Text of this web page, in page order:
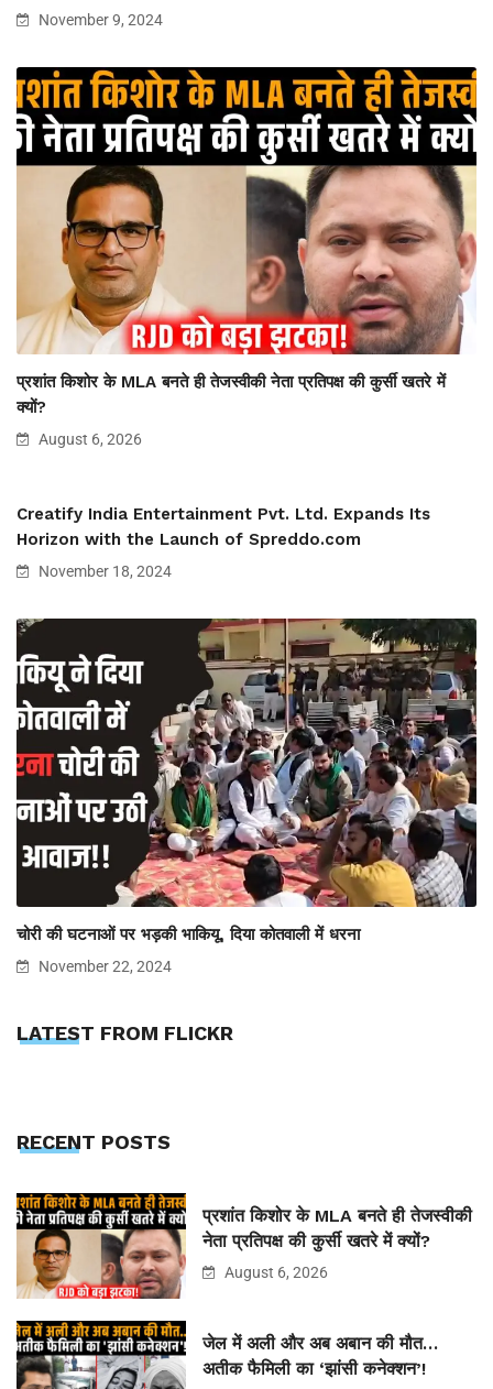
November 9, 2024
प्रशांत किशोर के MLA बनते ही तेजस्वीकी नेता प्रतिपक्ष की कुर्सी खतरे में
क्यों?
August 6, 2026
Creatify India Entertainment Pvt. Ltd. Expands Its
Horizon with the Launch of Spreddo.com
November 18, 2024
चोरी की घटनाओं पर भड़की भाकियू, दिया कोतवाली में धरना
November 22, 2024
LATEST FROM FLICKR
RECENT POSTS
प्रशांत किशोर के MLA बनते ही तेजस्वीकी
नेता प्रतिपक्ष की कुर्सी खतरे में क्यों?
August 6, 2026
जेल में अली और अब अबान की मौत…
अतीक फैमिली का ‘झांसी कनेक्शन’!